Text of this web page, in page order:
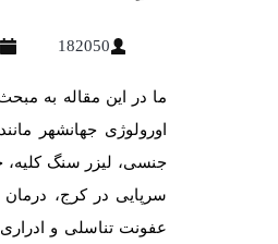
182050
ما در این مقاله به
اورولوژی جهانشهر
جنسی، لیزر سنگ کلیه،
سرپایی در کرج،
عفونت تناسلی و